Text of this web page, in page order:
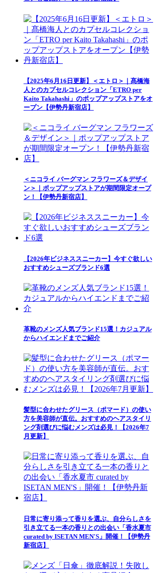
【2025年6月16日更新】＜エトロ＞｜髙橋海
人とのカプセルコレクション「ETRO per
Kaito Takahashi」のポップアップストアをオ
ープン【伊勢丹新宿店】
＜ニコライ バーグマン フラワーズ＆デザイ
ン＞｜ポップアップストアが期間限定オープ
ン！【伊勢丹新宿店】
【2026年ビジネススニーカー】今すぐ欲しい
おすすめシューズブランド6選
革靴のメンズ人気ブランド15選！カジュアル
からハイエンドまでご紹介
髪型に合わせたグリース（ポマード）の使い
方を美容師が直伝。おすすめのヘアスタイリ
ング剤選びに悩むメンズは必見！【2026年7
月更新】
日常に寄り添って香りを選ぶ、自分らしさを
引き立てる一本の香りとの出会い「香水夏市
curated by ISETAN MEN'S」開催！【伊勢丹
新宿店】